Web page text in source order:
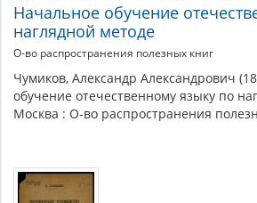
Начальное обучение
наглядной методе
О-во распространения полезных книг
Чумиков, Александр Александрович
обучение отечественному языку по
Москва : О-во распространения